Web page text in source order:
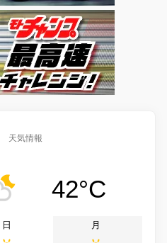
天気情報
42°C
日 月